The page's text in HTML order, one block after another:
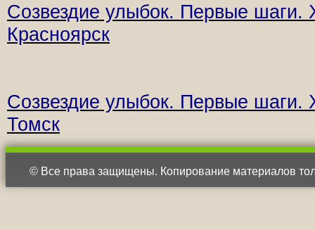
Созвездие улыбок. Первые шаги.
Красноярск
Созвездие улыбок. Первые шаги.
Томск
© Все права защищены. Копирование материалов